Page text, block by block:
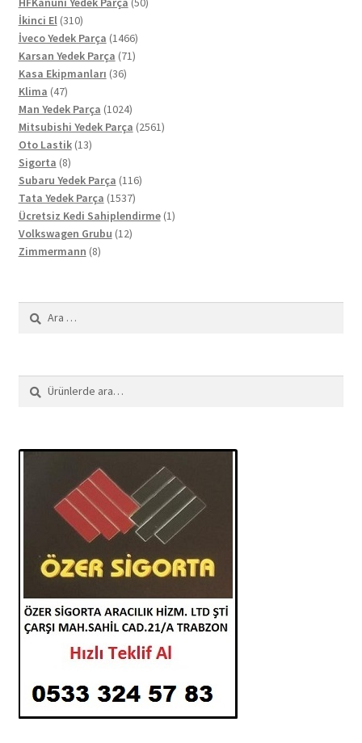
İkinci El 310310
ürün
İveco Yedek Parça 14661466
ürün
Karsan Yedek Parça 7171
Kasa Ekipmanları 3636
Klima 4747
ürün
Man Yedek Parça 10241024
ürün
Mitsubishi Yedek Parça 25612561
Oto Lastik 1313
Sigorta 88
ürün
Subaru Yedek Parça 116116
Tata Yedek Parça 15371537
ürün
Ücretsiz Kedi Sahiplendirme 11
Volkswagen Grubu 1212
Zimmermann 88
Arama:
Ara:
Ara